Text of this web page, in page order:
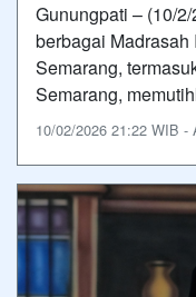
Gunungpati – (10/
berbagai Madrasah
Semarang,
Semarang,
10/02/2026 21:22 WIB -